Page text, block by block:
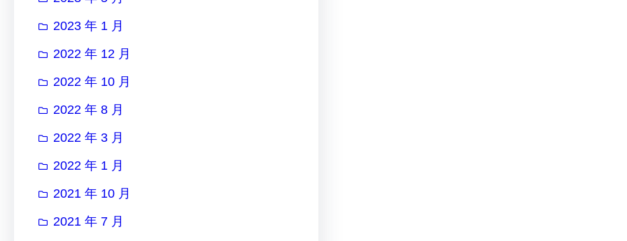
2023 年 1 月
2022 年 12 月
2022 年 10 月
2022 年 8 月
2022 年 3 月
2022 年 1 月
2021 年 10 月
2021 年 7 月